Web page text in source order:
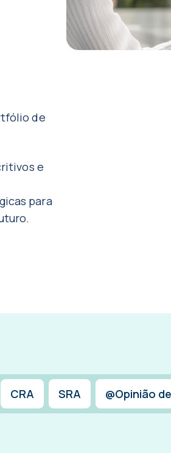
de
e
para
CRA SRA @Opinião